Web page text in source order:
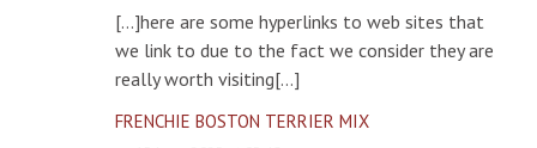
[…]here are some hyperlinks to web sites that
we link to due to the fact we consider they are
really worth visiting[…]
FRENCHIE BOSTON TERRIER MIX